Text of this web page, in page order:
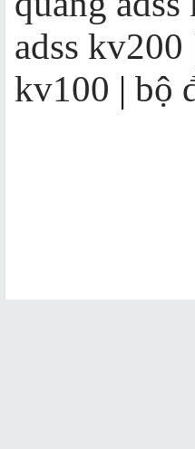
adss kv200
kv100 | bộ